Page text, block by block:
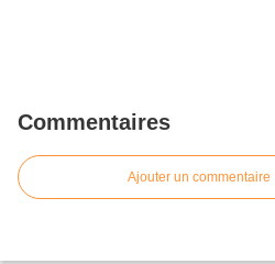
Commentaires
Ajouter un commentaire